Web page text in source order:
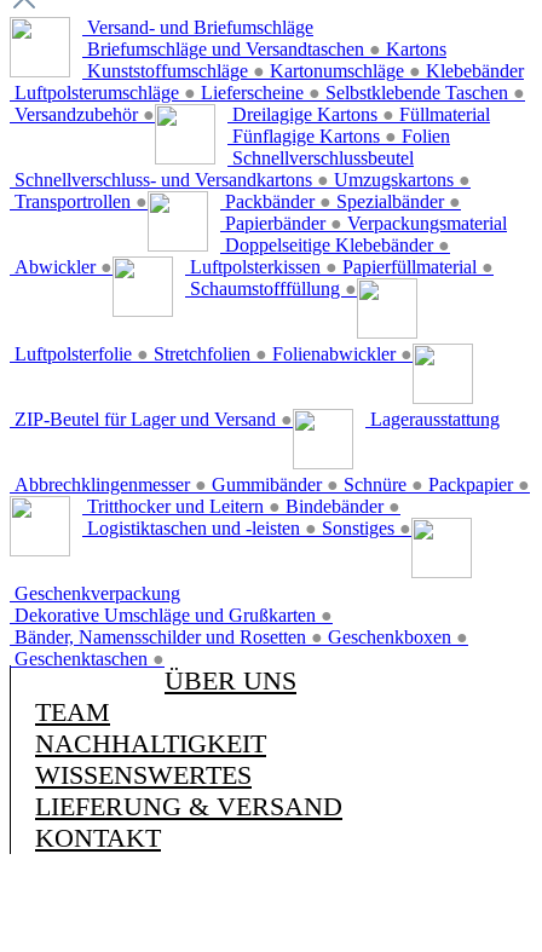
Versand- und Briefumschläge
Briefumschläge und Versandtaschen ●
Kunststoffumschläge ● Kartonumschläge ●
Luftpolsterumschläge ● Lieferscheine ● Selbstklebende Taschen ●
Versandzubehör ●
Kartons
Dreilagige Kartons ●
Fünflagige Kartons ●
Schnellverschluss- und Versandkartons ● Umzugskartons ●
Transportrollen ●
Klebebänder
Packbänder ● Spezialbänder ●
Papierbänder ●
Doppelseitige Klebebänder ●
Abwickler ●
Füllmaterial
Luftpolsterkissen ● Papierfüllmaterial ●
Schaumstofffüllung ●
Folien
Luftpolsterfolie ● Stretchfolien ● Folienabwickler ●
Schnellverschlussbeutel
ZIP-Beutel für Lager und Versand ●
Verpackungsmaterial
Abbrechklingenmesser ● Gummibänder ● Schnüre ● Packpapier ●
Lagerausstattung
Tritthocker und Leitern ● Bindebänder ●
Logistiktaschen und -leisten ● Sonstiges ●
Geschenkverpackung
Dekorative Umschläge und Grußkarten ●
Bänder, Namensschilder und Rosetten ● Geschenkboxen ●
Geschenktaschen ●
ÜBER UNS
TEAM
NACHHALTIGKEIT
WISSENSWERTES
LIEFERUNG & VERSAND
KONTAKT